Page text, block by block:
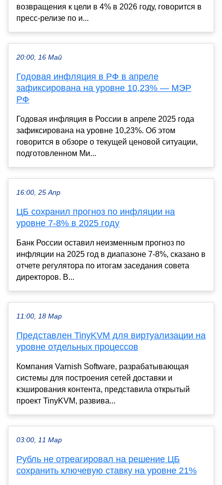
возвращения к цели в 4% в 2026 году, говорится в
пресс-релизе по и...
20:00, 16 Май
Годовая инфляция в РФ в апреле
зафиксирована на уровне 10,23% — МЭР
РФ
Годовая инфляция в России в апреле 2025 года
зафиксирована на уровне 10,23%. Об этом
говорится в обзоре о текущей ценовой ситуации,
подготовленном Ми...
16:00, 25 Апр
ЦБ сохранил прогноз по инфляции на
уровне 7-8% в 2025 году
Банк России оставил неизменным прогноз по
инфляции на 2025 год в диапазоне 7-8%, сказано в
отчете регулятора по итогам заседания совета
директоров. В...
11:00, 18 Мар
Представлен TinyKVM для виртуализации на
уровне отдельных процессов
Компания Varnish Software, разрабатывающая
системы для построения сетей доставки и
кэширования контента, представила открытый
проект TinyKVM, развива...
03:00, 11 Мар
Рубль не отреагировал на решение ЦБ
сохранить ключевую ставку на уровне 21%